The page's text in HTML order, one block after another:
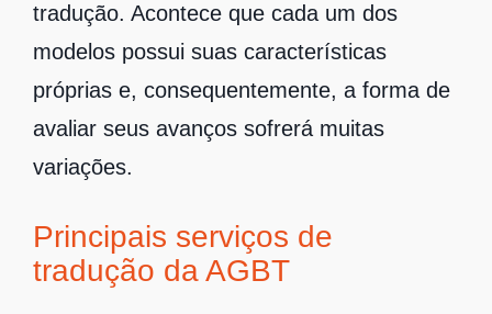
tradução. Acontece que cada um dos
modelos possui suas características
próprias e, consequentemente, a forma de
avaliar seus avanços sofrerá muitas
variações.
Principais serviços de
tradução da AGBT